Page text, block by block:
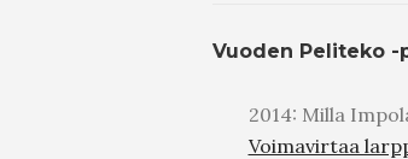
Vuoden Peliteko -
2014: Milla
Voimavirtaa